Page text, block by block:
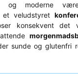
og moderne
et veludstyret
konsekvent det
sunde og glutenfri
gaden eller